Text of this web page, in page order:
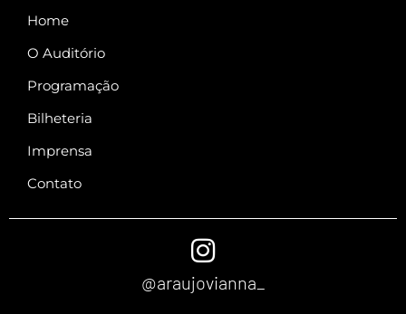
Home
O Auditório
Programação
Bilheteria
Imprensa
Contato
@araujovianna_